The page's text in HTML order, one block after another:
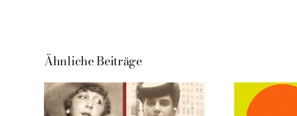
Ähnliche Beiträge